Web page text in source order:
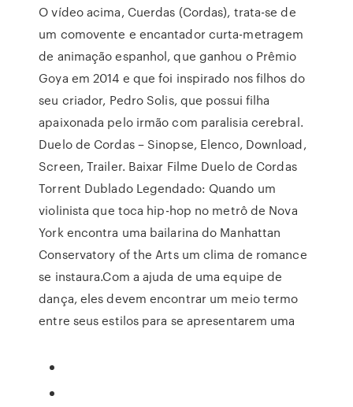
O vídeo acima, Cuerdas (Cordas), trata-se de
um comovente e encantador curta-metragem
de animação espanhol, que ganhou o Prêmio
Goya em 2014 e que foi inspirado nos filhos do
seu criador, Pedro Solis, que possui filha
apaixonada pelo irmão com paralisia cerebral.
Duelo de Cordas – Sinopse, Elenco, Download,
Screen, Trailer. Baixar Filme Duelo de Cordas
Torrent Dublado Legendado: Quando um
violinista que toca hip-hop no metrô de Nova
York encontra uma bailarina do Manhattan
Conservatory of the Arts um clima de romance
se instaura.Com a ajuda de uma equipe de
dança, eles devem encontrar um meio termo
entre seus estilos para se apresentarem uma